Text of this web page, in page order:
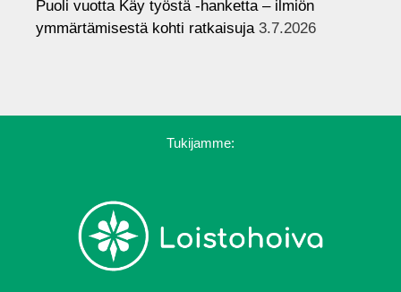
Puoli vuotta Käy työstä -hanketta – ilmiön
ymmärtämisestä kohti ratkaisuja 3.7.2026
Tukijamme: